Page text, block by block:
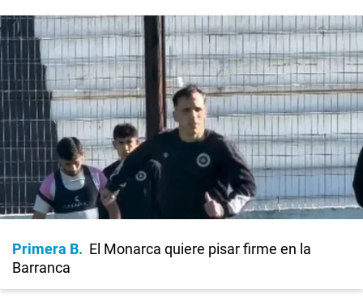
Primera B
El Monarca quiere pisar firme en la
Barranca